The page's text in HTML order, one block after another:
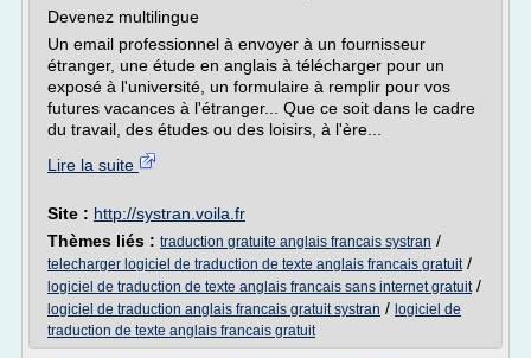
Devenez multilingue
Un email professionnel à envoyer à un fournisseur
étranger, une étude en anglais à télécharger pour un
exposé à l'université, un formulaire à remplir pour vos
futures vacances à l'étranger... Que ce soit dans le cadre
du travail, des études ou des loisirs, à l'ère...
Lire la suite
Site : http://systran.voila.fr
Thèmes liés : traduction gratuite anglais francais systran /
telecharger logiciel de traduction de texte anglais francais gratuit/
logiciel de traduction de texte anglais francais sans internet gratuit/
logiciel de traduction anglais francais gratuit systran / logiciel de
traduction de texte anglais francais gratuit